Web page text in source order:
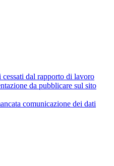
dal rapporto di lavoro
da pubblicare sul sito
comunicazione dei dati